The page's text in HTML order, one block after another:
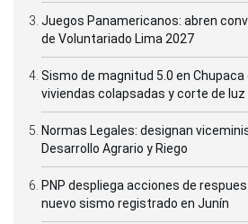
Juegos Panamericanos: abren
de Voluntariado Lima 2027
Sismo de magnitud 5.0 en
viviendas colapsadas y corte de luz
Normas Legales: designan
Desarrollo Agrario y Riego
PNP despliega acciones de
nuevo sismo registrado en Junín